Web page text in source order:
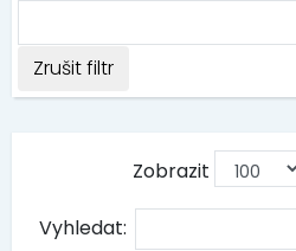
Zrušit filtr
Zobrazit
Vyhledat: